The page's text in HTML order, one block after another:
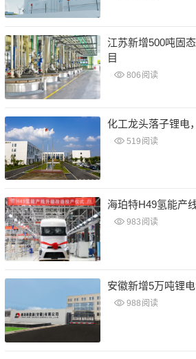
江苏新增500吨固
目
806 阅读
化工龙头落子锂电
519 阅读
海珀特H49氢能产
983 阅读
安徽新增5万吨锂
988 阅读